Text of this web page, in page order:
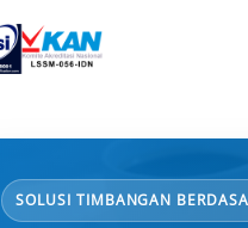
SOLUSI TIMBANGAN